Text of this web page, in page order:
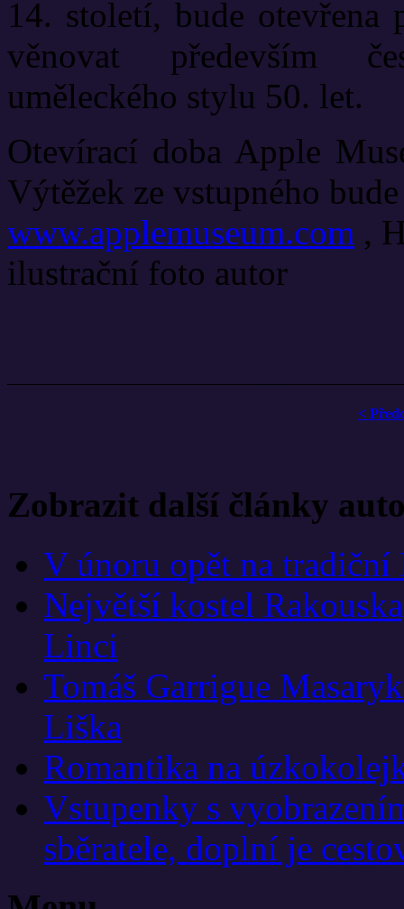
14. století, bude otevřena
věnovat především
uměleckého stylu 50. let.
Otevírací doba Apple
Výtěžek ze vstupného
www.applemuseum.com ,
ilustrační foto autor
<
Zobrazit další články
V únoru opět na tradiční
Největší kostel
Linci
Tomáš Garrigue
Liška
Romantika na
Vstupenky s
sběratele, doplní je